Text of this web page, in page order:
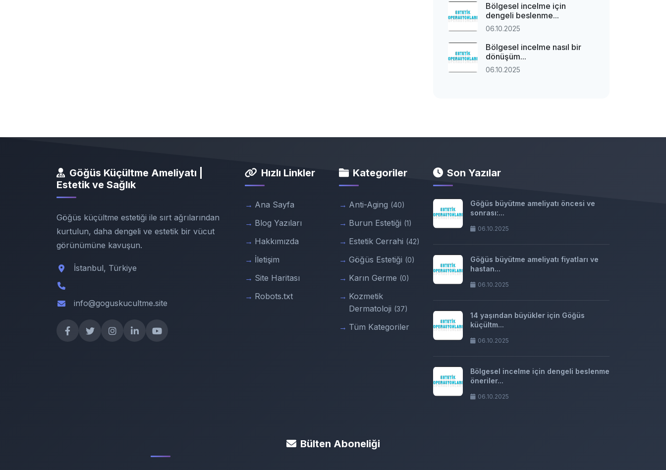
Bölgesel incelme için
dengeli beslenme...
06.10.2025
Bölgesel incelme nasıl bir
dönüşüm...
06.10.2025
Göğüs Küçültme Ameliyatı |
Estetik ve Sağlık
Göğüs küçültme estetiği ile sırt ağrılarından
kurtulun, daha dengeli ve estetik bir vücut
görünümüne kavuşun.
İstanbul, Türkiye
info@goguskucultme.site
Hızlı Linkler
Ana Sayfa
Blog Yazıları
Hakkımızda
İletişim
Site Haritası
Robots.txt
Kategoriler
Anti-Aging (40)
Burun Estetiği (1)
Estetik Cerrahi (42)
Göğüs Estetiği (0)
Karın Germe (0)
Kozmetik
Dermatoloji (37)
Tüm Kategoriler
Son Yazılar
Göğüs büyütme ameliyatı öncesi ve
sonrası:...
06.10.2025
Göğüs büyütme ameliyatı fiyatları ve
hastan...
06.10.2025
14 yaşından büyükler için Göğüs
küçültm...
06.10.2025
Bölgesel incelme için dengeli beslenme
öneriler...
06.10.2025
Bülten Aboneliği